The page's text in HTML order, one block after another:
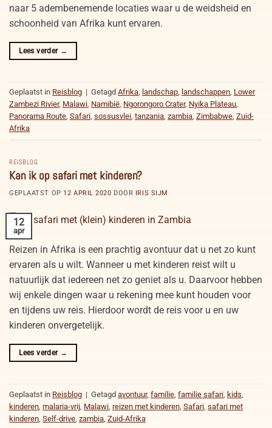
naar 5 adembenemende locaties waar u de weidsheid en
schoonheid van Afrika kunt ervaren.
Lees verder →
Geplaatst in Reisblog | Getagd Afrika, landschap, landschappen, Lower
Zambezi Rivier, Malawi, Namibië, Ngorongoro Crater, Nyika Plateau,
Panorama Route, Safari, sossusvlei, tanzania, zambia, Zimbabwe, Zuid-
Afrika
REISBLOG
Kan ik op safari met kinderen?
GEPLAATST OP 12 APRIL 2020 DOOR IRIS SIJM
12
apr
Reizen in Afrika is een prachtig avontuur dat u net zo kunt
ervaren als u wilt. Wanneer u met kinderen reist wilt u
natuurlijk dat iedereen net zo geniet als u. Daarvoor hebben
wij enkele dingen waar u rekening mee kunt houden voor
en tijdens uw reis. Hierdoor wordt de reis voor u en uw
kinderen onvergetelijk.
Lees verder →
Geplaatst in Reisblog | Getagd avontuur, familie familie safari kids
kinderen malaria-vrij Malawi reizen met kinderen Safari safari met
kinderen Self-drive zambia Zuid-Afrika